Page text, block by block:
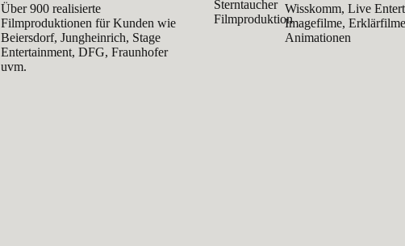
Über 900 realisierte
Filmproduktionen für Kunden wie
Beiersdorf, Jungheinrich, Stage
Entertainment, DFG, Fraunhofer
uvm.
Wisskomm, Live
Imagefilme,
Animationen